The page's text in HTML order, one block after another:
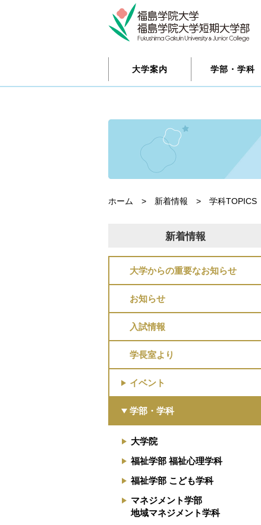
大学案内 学部・学科
ホーム > 新着情報 > 学科TOPICS
新着情報
大学からの重要なお知らせ
お知らせ
入試情報
学長室より
イベント
学部・学科
大学院
福祉学部 福祉心理学科
福祉学部 こども学科
マネジメント学部
地域マネジメント学科